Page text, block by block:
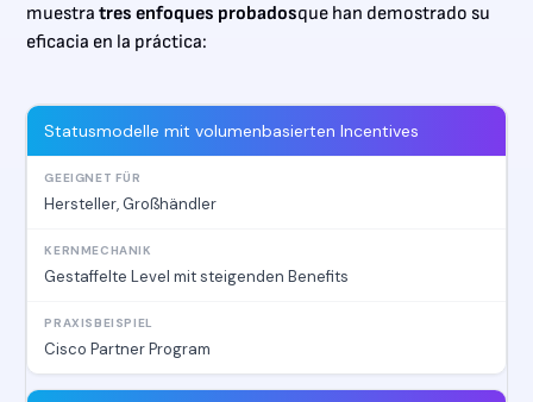
muestratres enfoques probadosque han demostrado su
eficacia en la práctica:
Statusmodelle mit volumenbasierten Incentives
Hersteller, Großhändler
Gestaffelte Level mit steigenden Benefits
Cisco Partner Program